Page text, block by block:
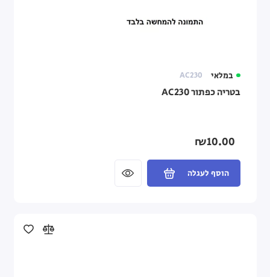
במלאי AC230
בטריה כפתור AC230
₪10.00
הוסף לעגלה